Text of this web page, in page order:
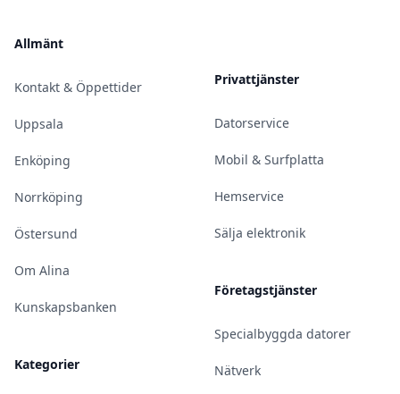
Allmänt
Kontakt & Öppettider
Uppsala
Enköping
Norrköping
Östersund
Om Alina
Kunskapsbanken
Kategorier
Privattjänster
Datorservice
Mobil & Surfplatta
Hemservice
Sälja elektronik
Företagstjänster
Specialbyggda datorer
Nätverk